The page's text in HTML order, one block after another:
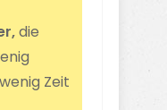
die
Zeit